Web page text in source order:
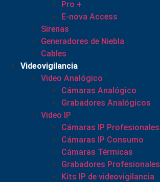
Pro +
E-nova Access
Sirenas
Generadores de Niebla
Cables
Videovigilancia
Video Analógico
Cámaras Analógico
Grabadores Analógicos
Video IP
Cámaras IP Profesionales
Cámaras IP Consumo
Cámaras Térmicas
Grabadores Profesionales
Kits IP de videovigilancia